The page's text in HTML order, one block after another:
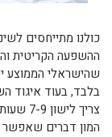
כולנו מתייחסים
ההשפעה הקריטית
צריך
המון דברים שאפשר